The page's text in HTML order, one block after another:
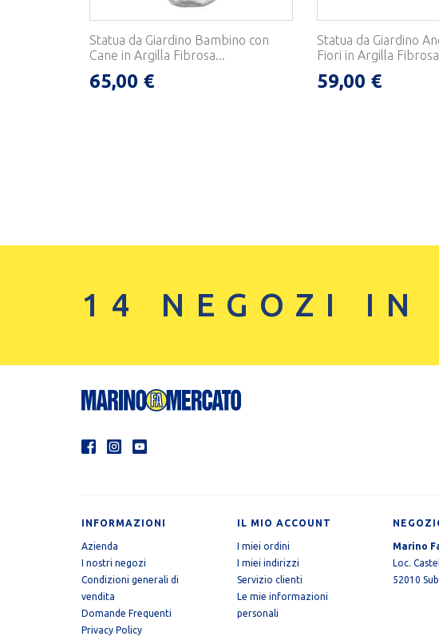
Statua da Giardino Bambino con
Cane in Argilla Fibrosa...
65,00 €
Statua da Giardino
Fiori in Argilla
59,00 €
14 NEGOZI IN
INFORMAZIONI
Azienda
I nostri negozi
Condizioni generali di
vendita
Domande Frequenti
Privacy Policy
IL MIO ACCOUNT
I miei ordini
I miei indirizzi
Servizio clienti
Le mie informazioni
personali
Marino
Loc.
52010